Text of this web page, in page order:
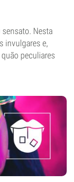
Nesta
invulgares e,
peculiares